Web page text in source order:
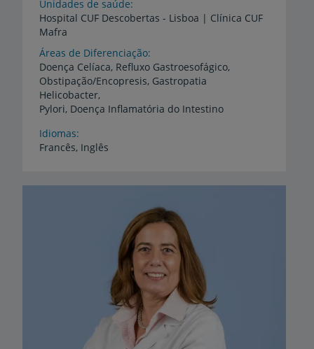
Unidades de saúde
Hospital CUF Descobertas - Lisboa | Clínica CUF
Mafra
Áreas de Diferenciação
Doença Celíaca, Refluxo Gastroesofágico,
Obstipação/Encopresis, Gastropatia
Helicobacter,
Pylori, Doença Inflamatória do Intestino
Idiomas
Francês, Inglês